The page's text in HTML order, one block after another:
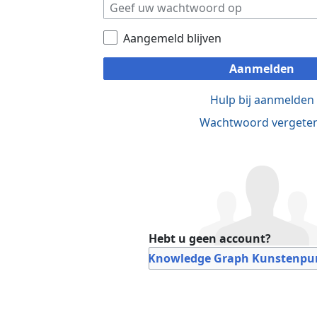
Aangemeld blijven
Aanmelden
Hulp bij aanmelden
Wachtwoord
Hebt u geen account?
Bij Knowledge Graph